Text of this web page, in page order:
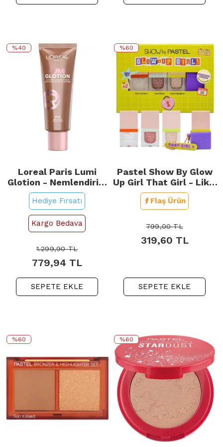
%40
Loreal Paris Lumi
Glotion - Nemlendirici
ve Aydınlatıcı No: 904
Deep Glow 40ml
Hediye Fırsatı
Kargo Bedava
1.299,90TL
779,94 TL
SEPETE EKLE
%60
Pastel Show By Glow
Up Girl That Girl - Likit
Mini Kit
Flaş Ürün
799,00TL
319,60 TL
SEPETE EKLE
%60 %60